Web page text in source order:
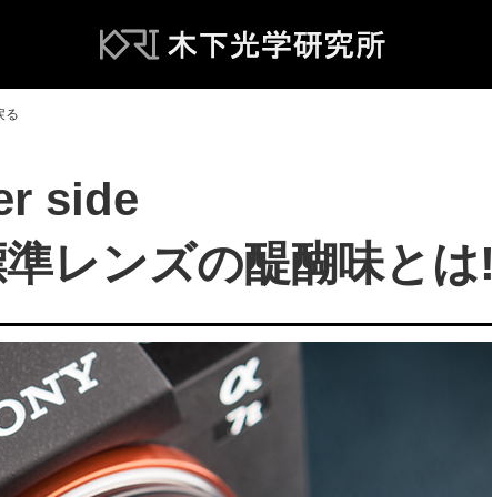
る
side
レンズの醍醐味と